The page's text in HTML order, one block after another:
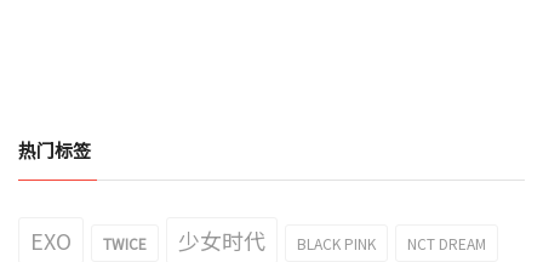
热门标签
EXO TWICE 少女时代 BLACK PINK NCT DREAM